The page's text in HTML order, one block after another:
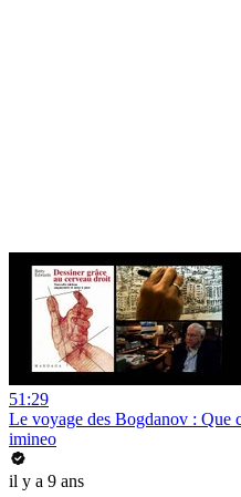
51:29
Le voyage des Bogdanov : Que
imineo
il y a 9 ans